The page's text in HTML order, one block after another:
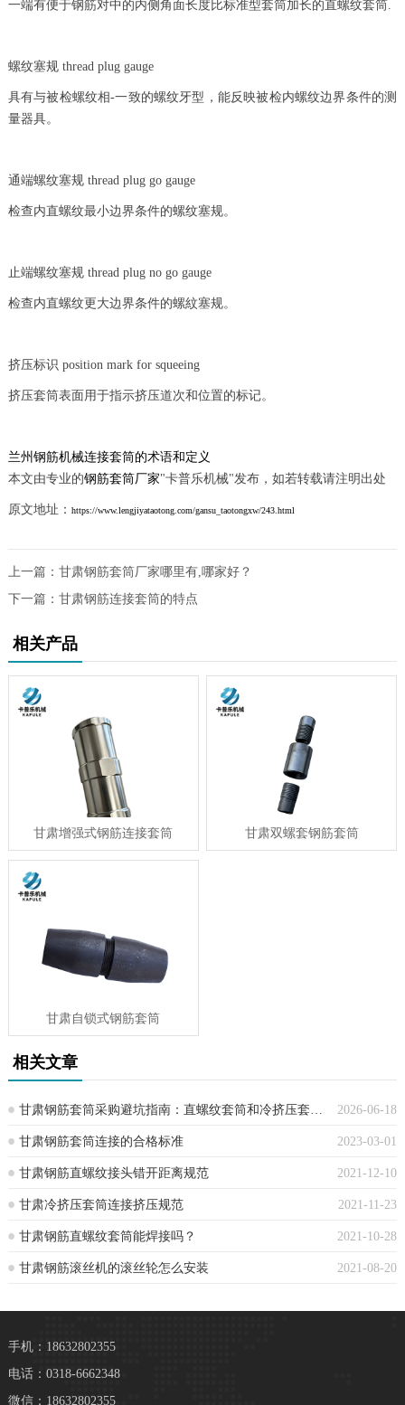
一端有便于钢筋对中的内侧角面长度比标准型套筒加长的直螺纹套筒.
螺纹塞规 thread plug gauge
具有与被检螺纹相-一致的螺纹牙型，能反映被检内螺纹边界条件的测
量器具。
通端螺纹塞规 thread plug go gauge
检查内直螺纹最小边界条件的螺纹塞规。
止端螺纹塞规 thread plug no go gauge
检查内直螺纹更大边界条件的螺紋塞规。
挤压标识 position mark for squeeing
挤压套筒表面用于指示挤压道次和位置的标记。
兰州钢筋机械连接套筒的术语和定义
本文由专业的钢筋套筒厂家"卡普乐机械"发布，如若转载请注明出处
原文地址： https://www.lengjiyataotong.com/gansu_taotongxw/243.html
上一篇： 甘肃钢筋套筒厂家哪里有,哪家好？
下一篇： 甘肃钢筋连接套筒的特点
相关产品
甘肃增强式钢筋连接套筒 甘肃双螺套钢筋套筒
甘肃自锁式钢筋套筒
相关文章
2026-06-18
2023-03-01
甘肃钢筋套筒连接的合格标准
2021-12-10
甘肃钢筋直螺纹接头错开距离规范
2021-11-23
甘肃冷挤压套筒连接挤压规范
2021-10-28
甘肃钢筋直螺纹套筒能焊接吗？
2021-08-20
甘肃钢筋滚丝机的滚丝轮怎么安装
手机：18632802355
电话：0318-6662348
微信：18632802355